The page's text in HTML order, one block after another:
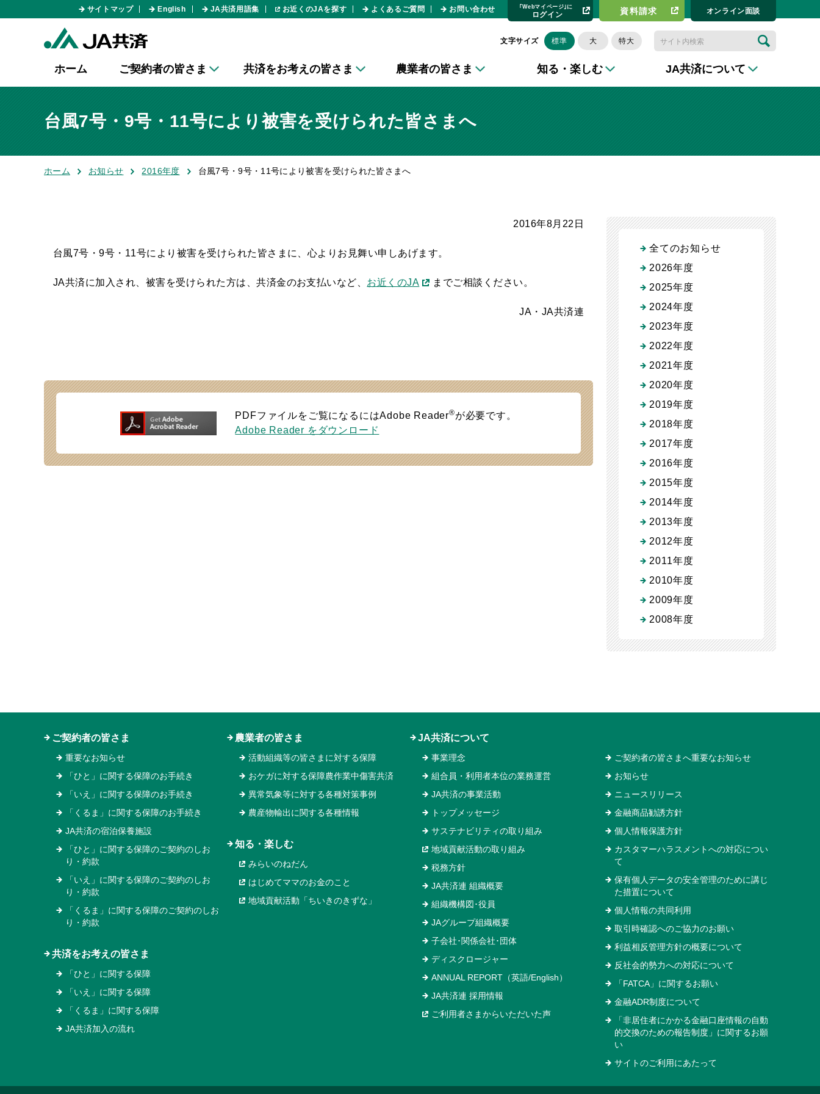
サイトマップ English JA共済用語集 お近くのJAを探す よくあるご質問 お問い合わせ ｢Webマイページ｣に
ログイン 資料請求​ オンライン⾯談
文字サイズ 標準 大 特大
ホーム ご契約者の皆さま 共済をお考えの皆さま 農業者の皆さま 知る・楽しむ JA共済について
台風7号・9号・11号により被害を受けられた皆さまへ
ホーム お知らせ 2016年度 台風7号・9号・11号により被害を受けられた皆さまへ
2016年8月22日
台風7号・9号・11号により被害を受けられた皆さまに、心よりお見舞い申しあげます。
JA共済に加入され、被害を受けられた方は、共済金のお支払いなど、 お近くのJA までご相談ください。
JA・JA共済連
PDFファイルをご覧になるにはAdobe Reader®が必要です。
Adobe Reader をダウンロード
全てのお知らせ
2026年度
2025年度
2024年度
2023年度
2022年度
2021年度
2020年度
2019年度
2018年度
2017年度
2016年度
2015年度
2014年度
2013年度
2012年度
2011年度
2010年度
2009年度
2008年度
ご契約者の皆さま
重要なお知らせ
「ひと」に関する保障のお手続き
「いえ」に関する保障のお手続き
「くるま」に関する保障のお手続き
JA共済の宿泊保養施設
「ひと」に関する保障のご契約のしお
り・約款
「いえ」に関する保障のご契約のしお
り・約款
「くるま」に関する保障のご契約のしお
り・約款
共済をお考えの皆さま
「ひと」に関する保障
「いえ」に関する保障
「くるま」に関する保障
JA共済加入の流れ
農業者の皆さま
活動組織等の皆さまに対する保障
おケガに対する保障農作業中傷害共済
異常気象等に対する各種対策事例
農産物輸出に関する各種情報
知る・楽しむ
みらいのねだん
はじめてママのお金のこと
地域貢献活動「ちいきのきずな」
JA共済について
事業理念
組合員・利用者本位の業務運営
JA共済の事業活動
トップメッセージ
サステナビリティの取り組み
地域貢献活動の取り組み
税務方針
JA共済連 組織概要
組織機構図･役員
JAグループ組織概要
子会社･関係会社･団体
ディスクロージャー
ANNUAL REPORT（英語/English）
JA共済連 採用情報
ご利用者さまからいただいた声
ご契約者の皆さまへ重要なお知らせ
お知らせ
ニュースリリース
金融商品勧誘方針
個人情報保護方針
カスタマーハラスメントへの対応につい
て
保有個人データの安全管理のために講じ
た措置について
個人情報の共同利用
取引時確認へのご協力のお願い
利益相反管理方針の概要について
反社会的勢力への対応について
「FATCA」に関するお願い
金融ADR制度について
「非居住者にかかる金融口座情報の自動
的交換のための報告制度」に関するお願
い
サイトのご利用にあたって